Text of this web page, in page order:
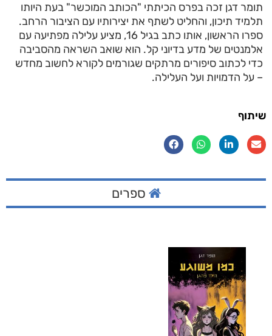
תומר דגן זכה בפרס הכיתתי "הכותב המוכשר" בעת היותו
תלמיד תיכון, והחליט לשתף את יצירותיו עם הציבור הרחב.
ספרו הראשון, אותו כתב בגיל 16, מציע עלילה מפתיעה עם
אלמנטים של מדע בדיוני קל. הוא שואב השראה מהסביבה
כדי לכתוב סיפורים מרתקים שגורמים לקורא לחשוב מחדש
– על הדמויות ועל העלילה.
שיתוף
ספרים